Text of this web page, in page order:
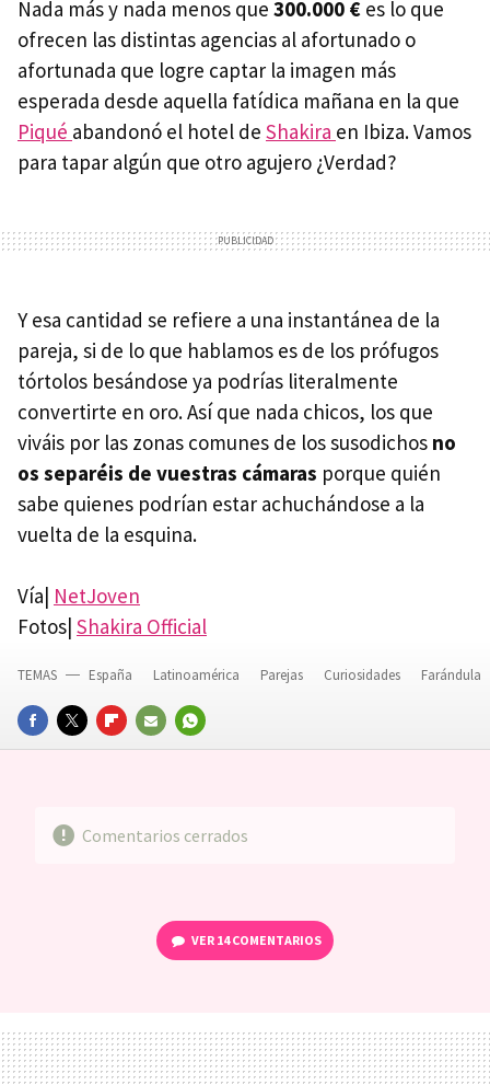
Nada más y nada menos que 300.000 € es lo que
ofrecen las distintas agencias al afortunado o
afortunada que logre captar la imagen más
esperada desde aquella fatídica mañana en la que
Piqué abandonó el hotel de Shakira en Ibiza. Vamos
para tapar algún que otro agujero ¿Verdad?
Y esa cantidad se refiere a una instantánea de la
pareja, si de lo que hablamos es de los prófugos
tórtolos besándose ya podrías literalmente
convertirte en oro. Así que nada chicos, los que
viváis por las zonas comunes de los susodichos no
os separéis de vuestras cámaras porque quién
sabe quienes podrían estar achuchándose a la
vuelta de la esquina.
Vía| NetJoven
Fotos| Shakira Official
FACEBOOKTWITTERFLIPBOARD
E-
WHATSAPP
TEMAS España Latinoamérica Parejas Curiosidades Farándula
Comentarios cerrados
VER 14 COMENTARIOS